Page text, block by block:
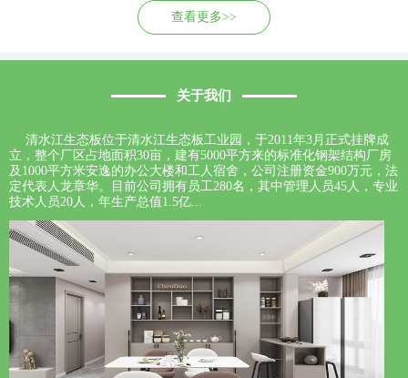
查看更多>>
关于我们
清水江生态板位于清水江生态板工业园，于2011年3月正式挂牌成
立，整个厂区占地面积30亩，建有5000平方来的标准化钢架结构厂房
及1000平方米安逸的办公大楼和工人宿舍，公司注册资金900万元，法
定代表人龙章华。目前公司拥有员工280名，其中管理人员45人，专业
技术人员20人，年生产总值1.5亿...